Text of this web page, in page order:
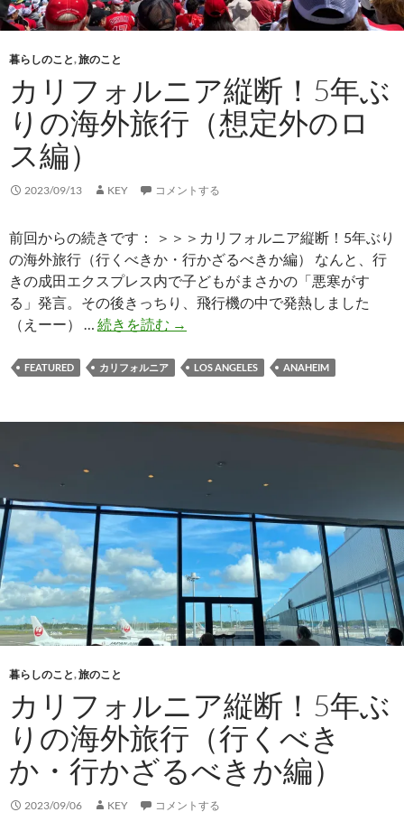
外
旅
行
会
の
シ
バ
レ
ー
編）
暮らしのこと,旅のこと
カリフォルニア縦断！5年ぶ
りの海外旅行（想定外のロ
ス編）
2023/09/13 KEY コメントする
前回からの続きです： ＞＞＞カリフォルニア縦断！5年ぶり
の海外旅行（行くべきか・行かざるべきか編） なんと、行
きの成田エクスプレス内で子どもがまさかの「悪寒がす
る」発言。その後きっちり、飛行機の中で発熱しました
（えーー） … 続きを読む カ
フ
5
年
ぶ
り
の
海
外
（想
定
外
の
ロ
→
FEATURED カリフォルニア LOS ANGELES ANAHEIM
暮らしのこと,旅のこと
カリフォルニア縦断！5年ぶ
りの海外旅行（行くべき
か・行かざるべきか編）
2023/09/06 KEY コメントする